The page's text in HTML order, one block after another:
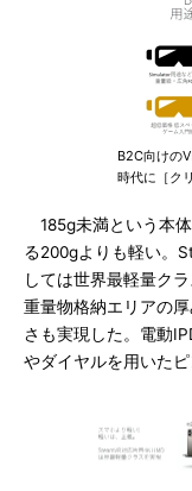
B2C向けの
時代に［ク
185g未満という本
る200gよりも軽い。
しては世界最軽量ク
重量物格納エリアの
さも実現した。電動
やダイヤルを用いた